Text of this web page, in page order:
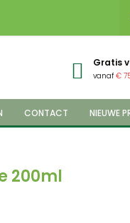
Gratis
vanaf€
CONTACT NIEUWE
200ml